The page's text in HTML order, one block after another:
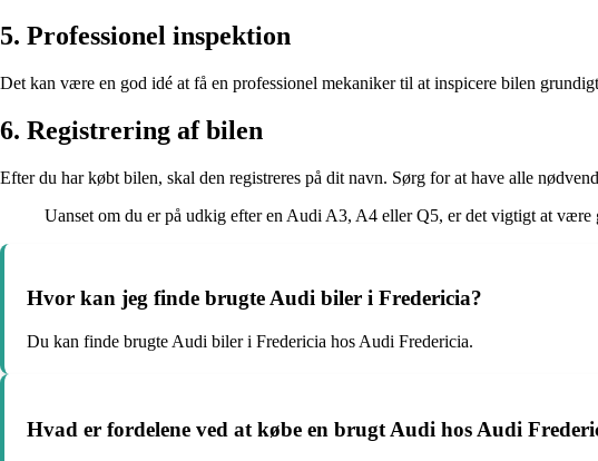
5. Professionel inspektion
Det kan være en god idé at få en professionel mekaniker til at inspicere bilen
6. Registrering af bilen
Efter du har købt bilen, skal den registreres på dit navn. Sørg for at have alle
Uanset om du er på udkig efter en Audi A3, A4 eller Q5, er det vigtigt at
Hvor kan jeg finde brugte Audi biler i Fredericia?
Du kan finde brugte Audi biler i Fredericia hos Audi Fredericia.
Hvad er fordelene ved at købe en brugt Audi hos Audi